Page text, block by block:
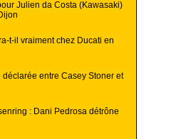
Julien da Costa (Kawasaki)
t-il vraiment chez Ducati en
déclarée entre Casey Stoner et
: Dani Pedrosa détrône